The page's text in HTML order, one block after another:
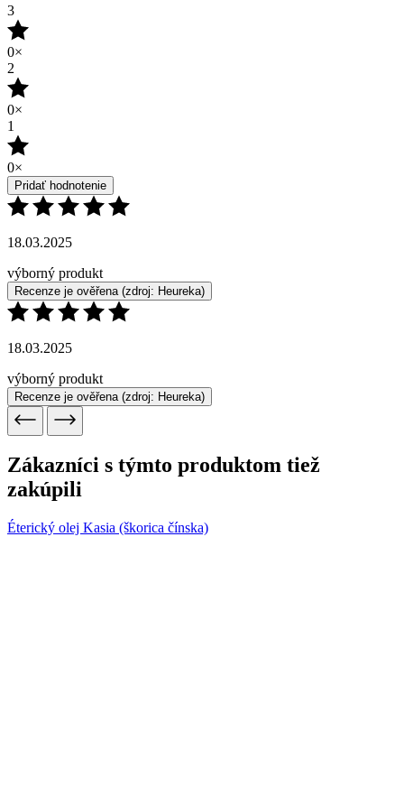
0×
Pridať hodnotenie
18.03.2025
výborný produkt
Recenze je ověřena
18.03.2025
Recenze je ověřena
Zákazníci s týmto produktom tiež
Éterický olej Kasia (škorica čínska)